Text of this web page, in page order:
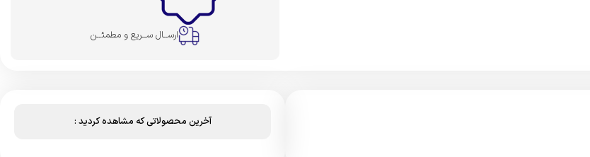
ارســال ســریع و مطمئــن
آخرین محصولاتی که مشاهده کردید :